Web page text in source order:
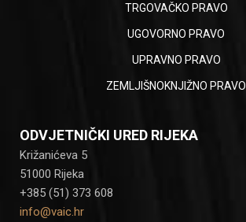
TRGOVAČKO PRAVO
UGOVORNO PRAVO
UPRAVNO PRAVO
ZEMLJIŠNOKNJIŽNO PRAVO
ODVJETNIČKI URED RIJEKA
Križanićeva 5
51000 Rijeka
+385 (51) 373 608
info@vaic.hr